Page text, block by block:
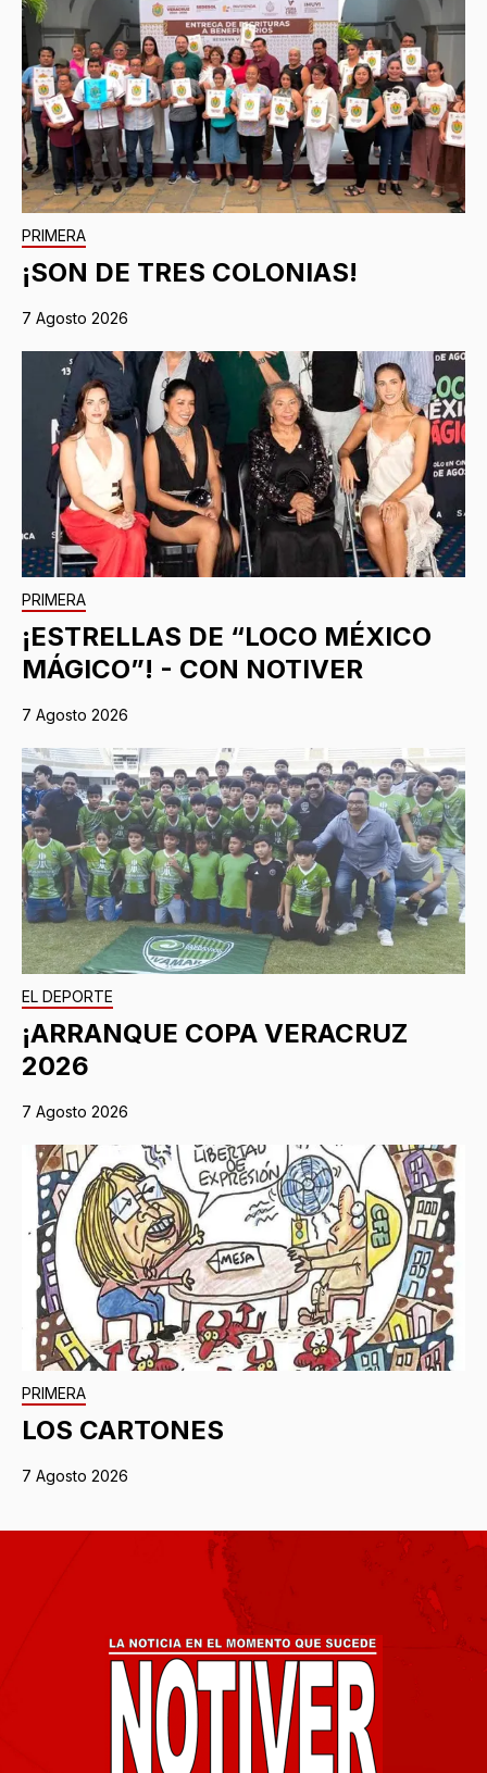
PRIMERA
¡SON DE TRES COLONIAS!
7 Agosto 2026
PRIMERA
¡ESTRELLAS DE “LOCO MÉXICO
MÁGICO”! - CON NOTIVER
7 Agosto 2026
EL DEPORTE
¡ARRANQUE COPA VERACRUZ
2026
7 Agosto 2026
PRIMERA
LOS CARTONES
7 Agosto 2026